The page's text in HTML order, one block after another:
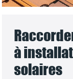
à
solaires